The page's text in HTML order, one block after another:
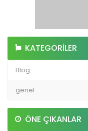
KATEGORILER
Blog
genel
ÖNE ÇIKANLAR